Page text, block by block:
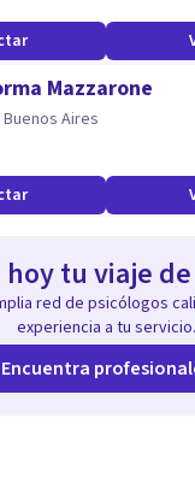
Mazzarone
Buenos Aires
hoy tu viaje
red de psicólogos
experiencia a tu servicio.
Encuentra